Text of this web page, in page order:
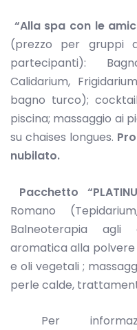
“Alla spa con le
(prezzo per gruppi
partecipanti):
Calidarium,
bagno turco);
piscina; massaggio ai
su chaises longues.
nubilato.
Pacchetto
Romano
Balneoterapia agli
aromatica alla polvere
e oli vegetali ;
perle calde,
Per